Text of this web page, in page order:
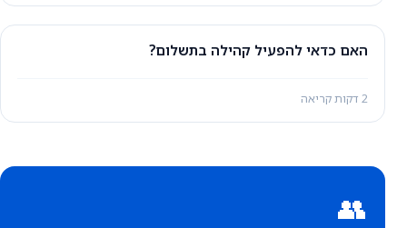
האם כדאי להפעיל קהילה בתשלום?
2 דקות קריאה
👥